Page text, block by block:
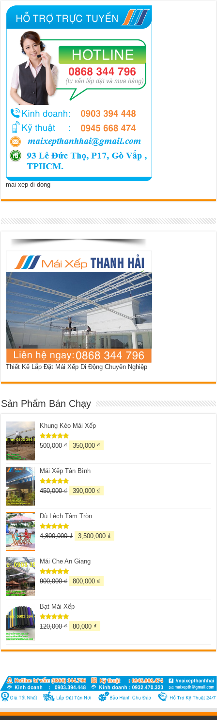
mai xep di dong
Thiết Kế Lắp Đặt Mái Xếp Di Động Chuyên Nghiệp
Sản Phẩm Bán Chạy
Khung Kèo Mái Xếp
Được xếp
500,000₫ 350,000 ₫
Mái Xếp Tân Bình
Được xếp
450,000₫ 390,000 ₫
Dù Lệch Tâm Tròn
Được xếp
4,800,000₫ 3,500,000 ₫
Mái Che An Giang
Được xếp
900,000₫ 800,000 ₫
Bạt Mái Xếp
Được xếp
120,000₫ 80,000 ₫